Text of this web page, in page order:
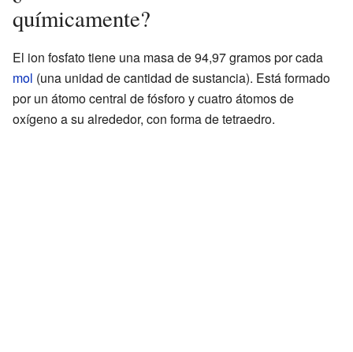
químicamente?
El ion fosfato tiene una masa de 94,97 gramos por cada
mol (una unidad de cantidad de sustancia). Está formado
por un átomo central de fósforo y cuatro átomos de
oxígeno a su alrededor, con forma de tetraedro.